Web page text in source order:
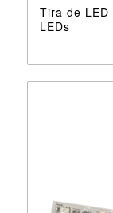
Tira de LED
LEDs